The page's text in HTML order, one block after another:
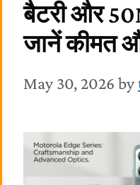
बैटरी और
जानें कीमत
May 30, 2026 by